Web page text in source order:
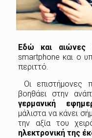
Εδώ και αιώνες
smartphone και ο
περιττό.
Οι επιστήμονες
βοηθάει στην
γερμανική
μάλιστα να κάνει
την αξία του
ηλεκτρονική της